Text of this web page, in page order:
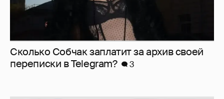
Сколько Собчак заплатит за архив своей
перeписки в Telegram?
3